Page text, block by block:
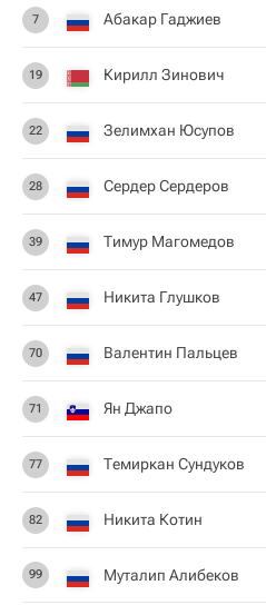
7 Абакар Гаджиев
19 Кирилл Зинович
22 Зелимхан Юсупов
28 Сердер Сердеров
39 Тимур Магомедов
47 Никита Глушков
70 Валентин Пальцев
71 Ян Джапо
77 Темиркан Сундуков
82 Никита Котин
99 Муталип Алибеков